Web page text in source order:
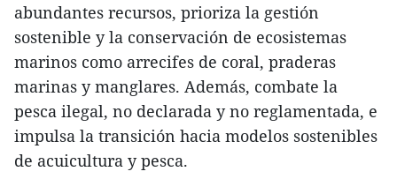
abundantes recursos, prioriza la gestión
sostenible y la conservación de ecosistemas
marinos como arrecifes de coral, praderas
marinas y manglares. Además, combate la
pesca ilegal, no declarada y no reglamentada, e
impulsa la transición hacia modelos sostenibles
de acuicultura y pesca.